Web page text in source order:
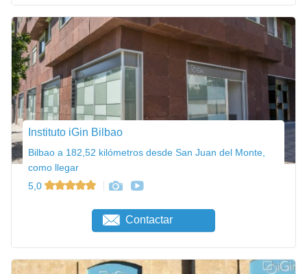
Instituto iGin Bilbao
Bilbao a 182,52 kilómetros desde San Juan del Monte,
como llegar
5,0
Contactar